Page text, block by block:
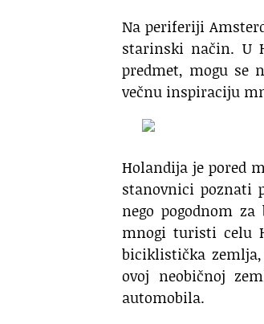
Na periferiji
starinski način. U
predmet, mogu se
večnu inspiraciju
Holandija je pored
stanovnici poznati
nego pogodnom
mnogi turisti celu
biciklistička
ovoj neobičnoj
automobila.